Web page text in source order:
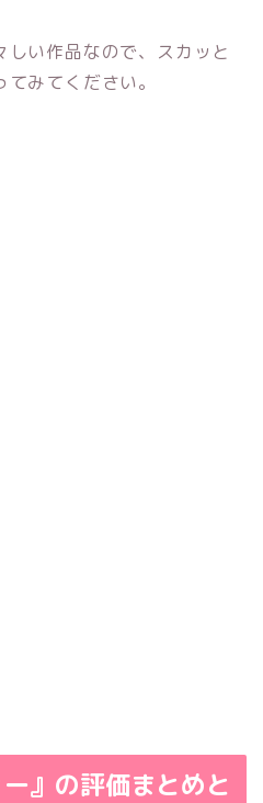
い作品なので、スカッと
みてください。
』の評価まとめと